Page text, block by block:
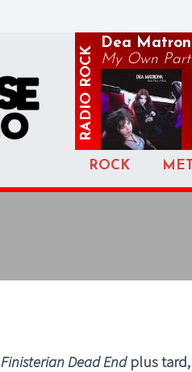
RADIO
ROCK
Dea
My Own
ROCK
Finisterian Dead Endplus tard,